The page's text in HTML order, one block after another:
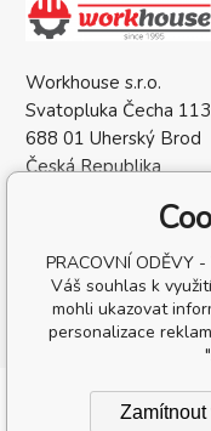
Workhouse s.r.o.
Svatopluka Čecha
688 01 Uherský Brod
Česká Republika
DIČ: CZ05568137
PRACOVNÍ ODĚVY
Váš souhlas k
mohli ukazovat
personalizace
Zamítnout